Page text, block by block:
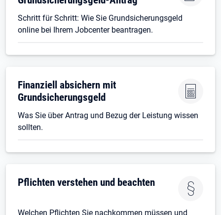
Schritt für Schritt: Wie Sie Grundsicherungsgeld
online bei Ihrem Jobcenter beantragen.
Finanziell absichern mit
Grundsicherungsgeld
Was Sie über Antrag und Bezug der Leistung wissen
sollten.
Pflichten verstehen und beachten
Welchen Pflichten Sie nachkommen müssen und